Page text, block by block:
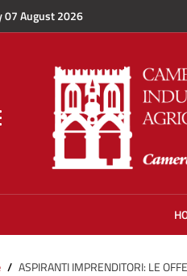
07 August 2026
navigation
ASPIRANTI IMPRENDITORI: LE